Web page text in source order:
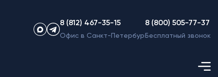
8 (812) 467-35-15
Офис в Санкт-Петербурге
8 (800) 505-77-37
Бесплатный звонок